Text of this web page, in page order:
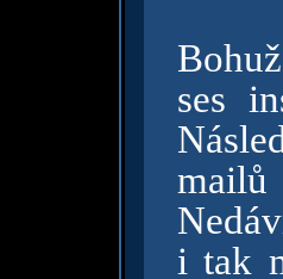
ses
i tak